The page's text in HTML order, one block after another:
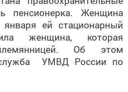
пенсионерка. Женщина
ей стационарный
женщина, которая
Об этом
служба УМВД России по